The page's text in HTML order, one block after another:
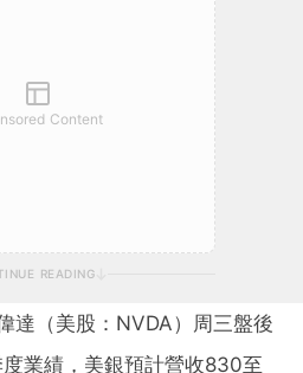
Content
READING
達（美股：NVDA）周三盤後
業績，美銀預計營收830至